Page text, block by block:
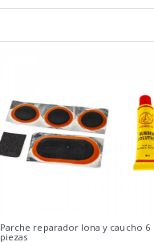
Parche reparador lona y caucho 6
piezas